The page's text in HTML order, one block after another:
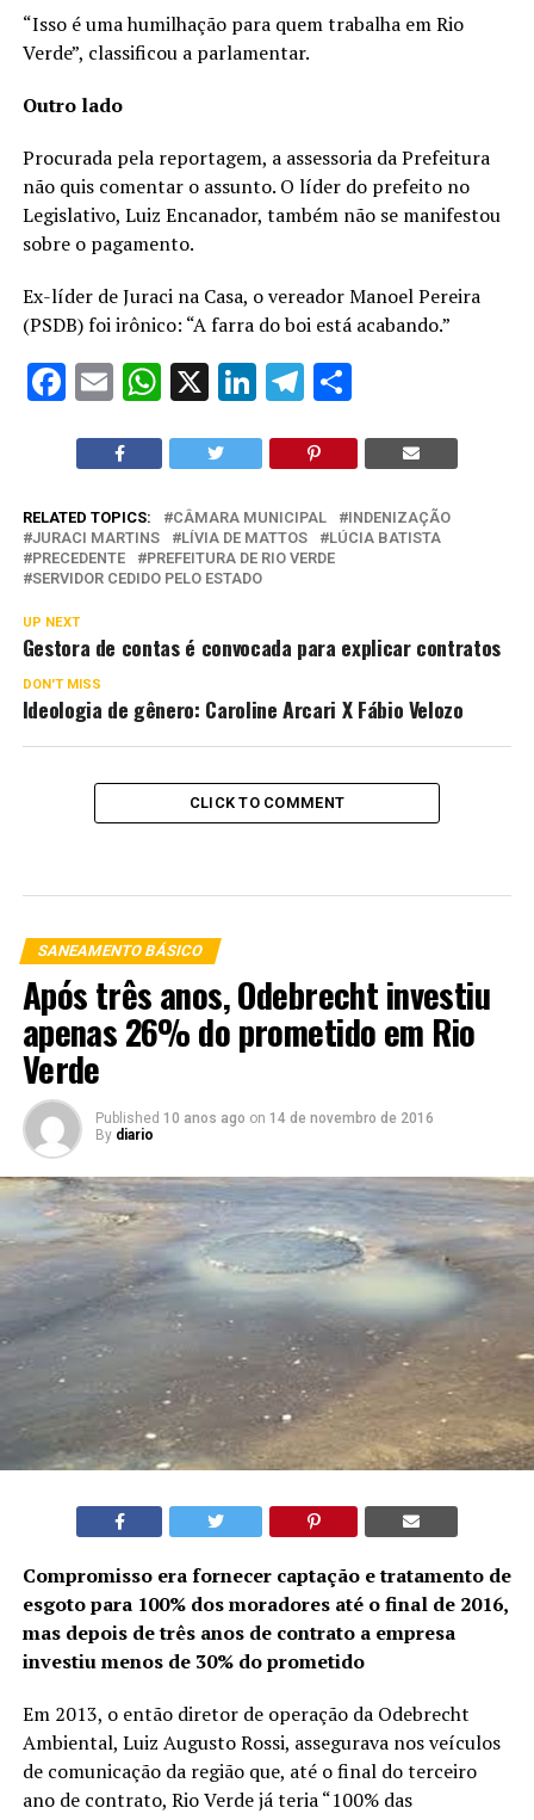
“Isso é uma humilhação para quem trabalha em Rio
Verde”, classificou a parlamentar.
Outro lado
Procurada pela reportagem, a assessoria da Prefeitura
não quis comentar o assunto. O líder do prefeito no
Legislativo, Luiz Encanador, também não se manifestou
sobre o pagamento.
Ex-líder de Juraci na Casa, o vereador Manoel Pereira
(PSDB) foi irônico: “A farra do boi está acabando.”
Facebook
EmailWhatsApp
X LinkedIn
Telegram
Share
RELATED TOPICS: CÂMARA MUNICIPAL
INDENIZAÇÃO
JURACI MARTINS
LÍVIA DE MATTOS
LÚCIA BATISTA
PRECEDENTE
PREFEITURA DE RIO VERDE
SERVIDOR CEDIDO PELO ESTADO
UP NEXT
Gestora de contas é convocada para explicar contratos
DON'T MISS
Ideologia de gênero: Caroline Arcari X Fábio Velozo
CLICK TO COMMENT
SANEAMENTO BÁSICO
Após três anos, Odebrecht investiu
apenas 26% do prometido em Rio
Verde
Published 10 anos ago on 14 de novembro de 2016
By diario
Compromisso era fornecer captação e tratamento de
esgoto para 100% dos moradores até o final de 2016,
mas depois de três anos de contrato a empresa
investiu menos de 30% do prometido
Em 2013, o então diretor de operação da Odebrecht
Ambiental, Luiz Augusto Rossi, assegurava nos veículos
de comunicação da região que, até o final do terceiro
ano de contrato, Rio Verde já teria “100% das